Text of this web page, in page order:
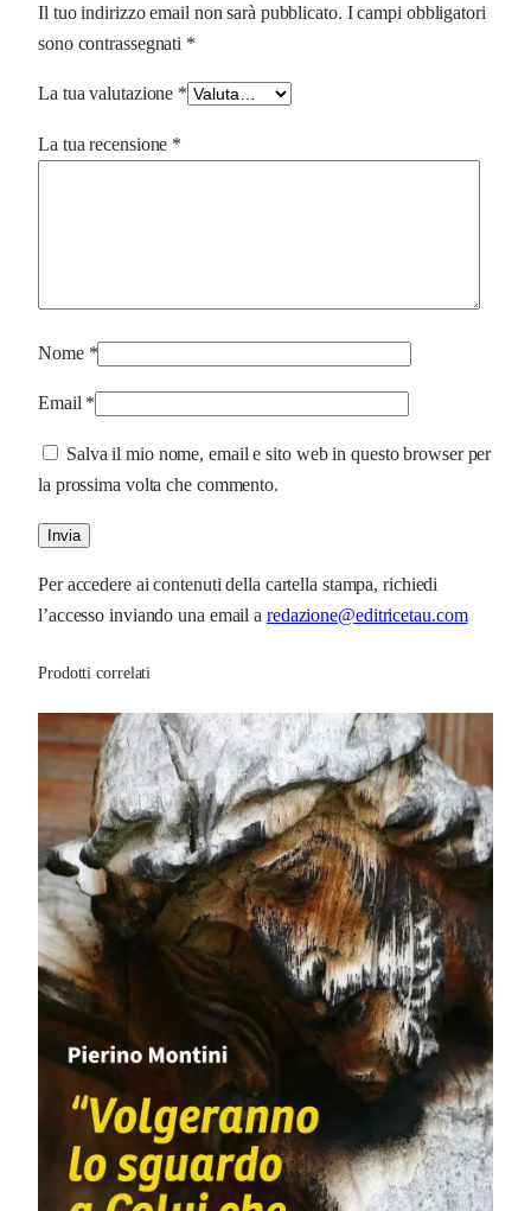
Il tuo indirizzo email non sarà pubblicato. I campi obbligatori
sono contrassegnati *
La tua valutazione *
La tua recensione *
Nome *
Email *
Salva il mio nome, email e sito web in questo browser per
la prossima volta che commento.
Per accedere ai contenuti della cartella stampa, richiedi
l’accesso inviando una email a redazione@editricetau.com
Prodotti correlati